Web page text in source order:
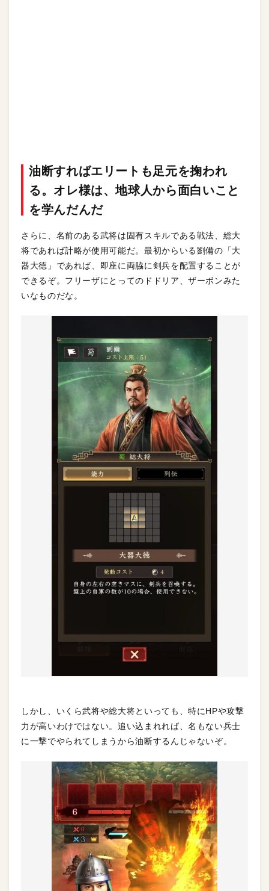
油断すればエリートも足元を掬われ
る。オレ様は、地球人から面白いこと
を学んだんだ
さらに、名前のある武将は固有スキルである戦法、総大
将であれば計略が使用可能だ。最初からいる劉備の「大
器大徳」であれば、即座に両脇に剣兵を配置することが
できるぞ。フリーザにとってのドドリア、ザーボンみた
いなものだな。
しかし、いくら武将や総大将といっても、特にHPや攻撃
力が高いわけではない。追い込まれれば、名もない兵士
に一撃でやられてしまうから油断するんじゃないぞ。